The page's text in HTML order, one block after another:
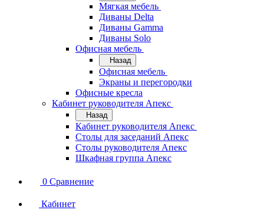
Мягкая мебель
Диваны Delta
Диваны Gamma
Диваны Solo
Офисная мебель
Назад
Офисная мебель
Экраны и перегородки
Офисные кресла
Кабинет руководителя Апекс
Назад
Кабинет руководителя Апекс
Столы для заседаний Апекс
Столы руководителя Апекс
Шкафная группа Апекс
0 Сравнение
Кабинет